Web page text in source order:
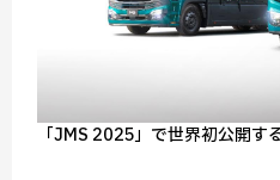
「JMS 2025」で世界初公開す